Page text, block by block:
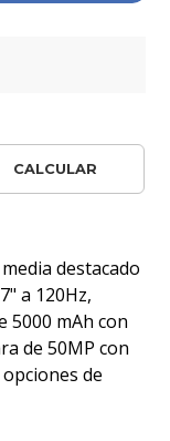
CALCULAR
destacado
a 120Hz,
5000 mAh con
de 50MP con
de